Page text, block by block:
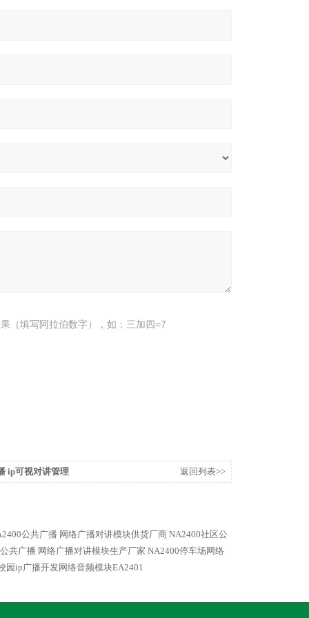
（填写阿拉伯数字），如：三加四=7
ip可视对讲管理
返回列表>>
公共广播 网络广播对讲模块供货厂商 NA2400社区公
共广播 网络广播对讲模块生产厂家 NA2400停车场网络
园ip广播开发网络音频模块EA2401